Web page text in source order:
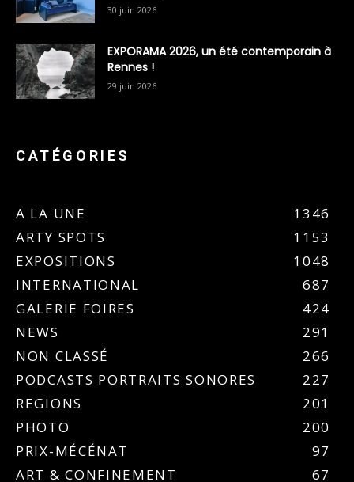
30 juin 2026
EXPORAMA 2026, un été contemporain à
Rennes !
29 juin 2026
CATÉGORIES
A LA UNE
1346
ARTY SPOTS
1153
EXPOSITIONS
1048
INTERNATIONAL
687
GALERIE FOIRES
424
NEWS
291
NON CLASSÉ
266
PODCASTS PORTRAITS SONORES
227
REGIONS
201
PHOTO
200
PRIX-MÉCÉNAT
97
ART & CONFINEMENT
67